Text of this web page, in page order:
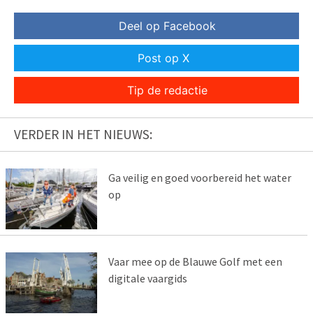
Deel op Facebook
Post op X
Tip de redactie
VERDER IN HET NIEUWS:
Ga veilig en goed voorbereid het water
op
Vaar mee op de Blauwe Golf met een
digitale vaargids